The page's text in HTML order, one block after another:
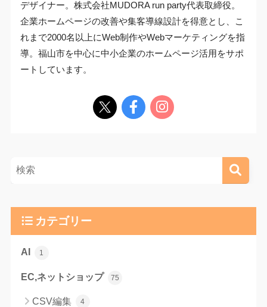
デザイナー。株式会社MUDORA run party代表取締役。
企業ホームページの改善や集客導線設計を得意とし、こ
れまで2000名以上にWeb制作やWebマーケティングを指
導。福山市を中心に中小企業のホームページ活用をサポ
ートしています。
カテゴリー
AI 1
EC,ネットショップ 75
CSV編集 4